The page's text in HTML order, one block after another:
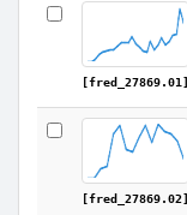
[fred_27869.01]
[fred_27869.02]